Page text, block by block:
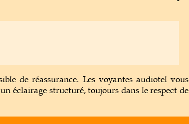
de réassurance. Les voyantes audiotel vous
éclairage structuré, toujours dans le respect de